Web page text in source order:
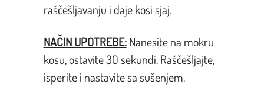
raščešljavanju i daje kosi sjaj.
NAČIN UPOTREBE:Nanesite na mokru
kosu, ostavite 30 sekundi. Raščešljajte,
isperite i nastavite sa sušenjem.